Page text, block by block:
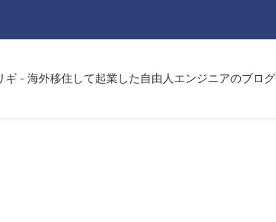
ギ - 海外移住して起業した自由人エンジニアのブログ